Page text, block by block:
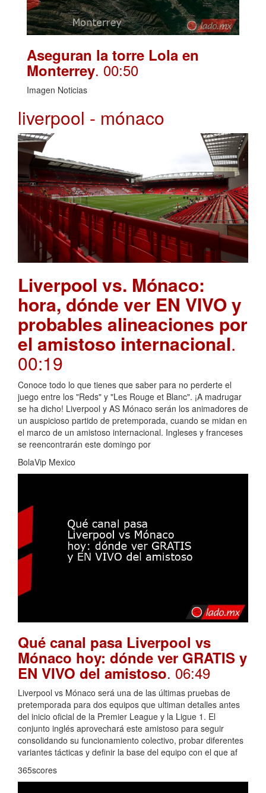
Aseguran la torre Lola en
Monterrey. 00:50
Imagen Noticias
liverpool - mónaco
Liverpool vs. Mónaco:
hora, dónde ver EN VIVO y
probables alineaciones por
el amistoso internacional.
00:19
Conoce todo lo que tienes que saber para no perderte el
juego entre los "Reds" y "Les Rouge et Blanc". ¡A madrugar
se ha dicho! Liverpool y AS Mónaco serán los animadores de
un auspicioso partido de pretemporada, cuando se midan en
el marco de un amistoso internacional. Ingleses y franceses
se reencontrarán este domingo por
BolaVip Mexico
Qué canal pasa Liverpool vs
Mónaco hoy: dónde ver GRATIS y
EN VIVO del amistoso. 06:49
Liverpool vs Mónaco será una de las últimas pruebas de
pretemporada para dos equipos que ultiman detalles antes
del inicio oficial de la Premier League y la Ligue 1. El
conjunto inglés aprovechará este amistoso para seguir
consolidando su funcionamiento colectivo, probar diferentes
variantes tácticas y definir la base del equipo con el que af
365scores